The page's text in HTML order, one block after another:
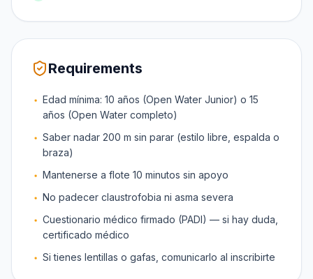
Requirements
Edad mínima: 10 años (Open Water Junior) o 15
años (Open Water completo)
Saber nadar 200 m sin parar (estilo libre, espalda o
braza)
Mantenerse a flote 10 minutos sin apoyo
No padecer claustrofobia ni asma severa
Cuestionario médico firmado (PADI) — si hay duda,
certificado médico
Si tienes lentillas o gafas, comunicarlo al inscribirte